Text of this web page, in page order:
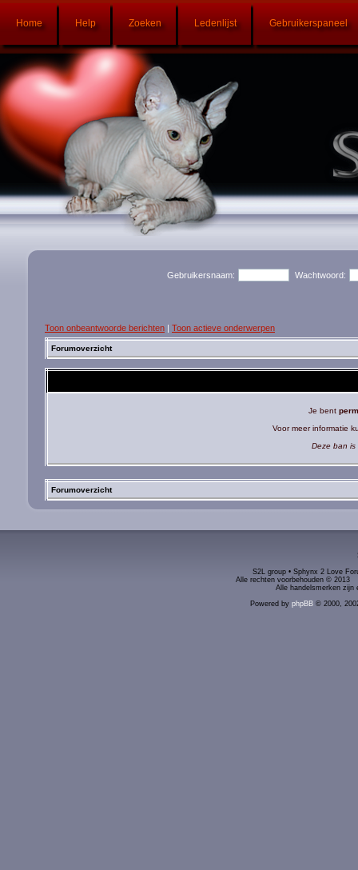
Home Help Zoeken Ledenlijst Gebruikerspaneel
Gebruikersnaam: Wachtwoord:
Toon onbeantwoorde berichten | Toon actieve onderwerpen
Forumoverzicht
Je bent
Voor meer informatie
Deze ban is
Forumoverzicht
S2L group • Sphynx 2 Love
Alle rechten voorbehouden ©
Alle handelsmerken zijn
Powered by phpBB© 2000,